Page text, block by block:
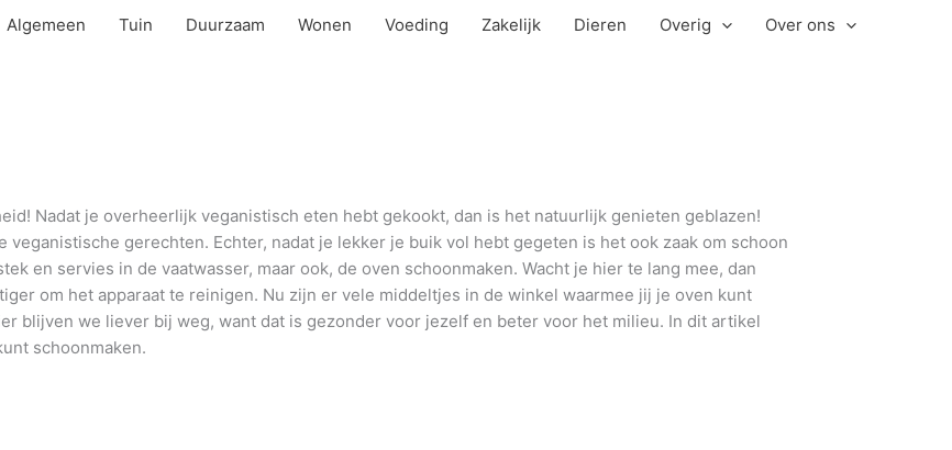
Algemeen Tuin Duurzaam Wonen Voeding Zakelijk Dieren Overig Over ons
Nadat je overheerlijk veganistisch eten hebt gekookt, dan is het natuurlijk genieten geblazen!
gerechten. Echter, nadat je lekker je buik vol hebt gegeten is het ook zaak om schoon
en servies in de vaatwasser, maar ook, de oven schoonmaken. Wacht je hier te lang mee, dan
om het apparaat te reinigen. Nu zijn er vele middeltjes in de winkel waarmee jij je oven kunt
blijven we liever bij weg, want dat is gezonder voor jezelf en beter voor het milieu. In dit artikel
schoonmaken.